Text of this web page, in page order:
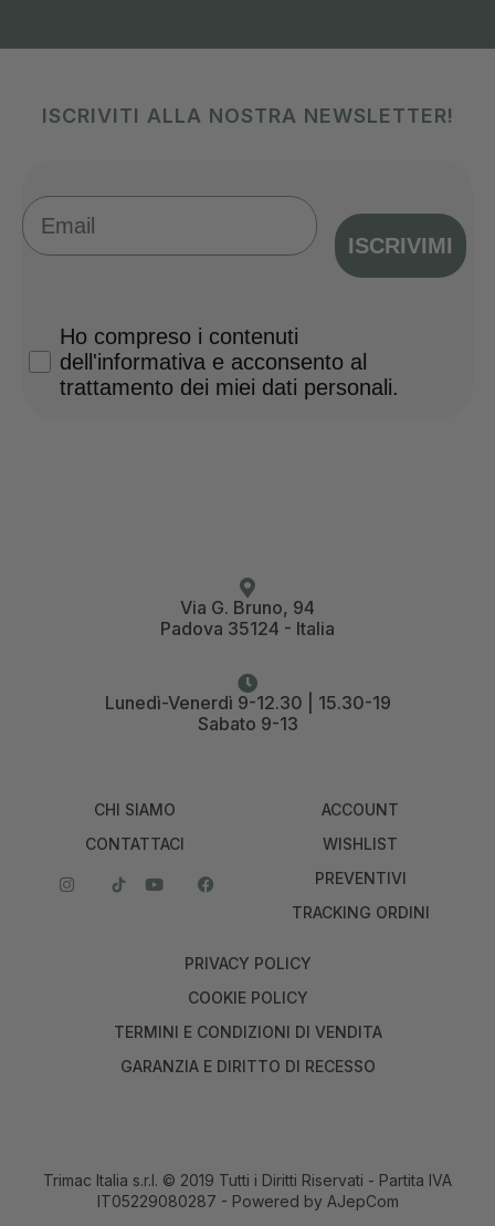
ISCRIVITI ALLA NOSTRA NEWSLETTER!
Email
ISCRIVIMI
Privacy Policy
Ho compreso i contenuti
dell'informativa e acconsento al
trattamento dei miei dati personali.
Via G. Bruno, 94
Padova 35124 - Italia
Lunedì-Venerdì 9-12.30 | 15.30-19
Sabato 9-13
CHI SIAMO
CONTATTACI
ACCOUNT
WISHLIST
PREVENTIVI
TRACKING ORDINI
PRIVACY POLICY
COOKIE POLICY
TERMINI E CONDIZIONI DI VENDITA
GARANZIA E DIRITTO DI RECESSO
Trimac Italia s.r.l. © 2019 Tutti i Diritti Riservati - Partita IVA
IT05229080287 - Powered by AJepCom